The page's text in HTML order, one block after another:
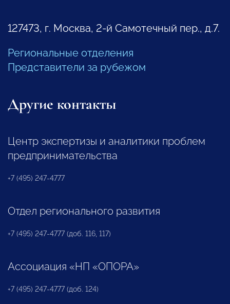
127473, г. Москва, 2-й Самотечный пер., д.7.
Региональные отделения
Представители за рубежом
Другие контакты
Центр экспертизы и аналитики проблем
предпринимательства
+7 (495) 247-4777
Отдел регионального развития
+7 (495) 247-4777 (доб. 116, 117)
Ассоциация «НП «ОПОРА»
+7 (495) 247-4777 (доб. 124)